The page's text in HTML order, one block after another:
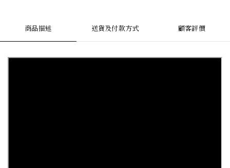
商品描述 送貨及付款方式 顧客評價